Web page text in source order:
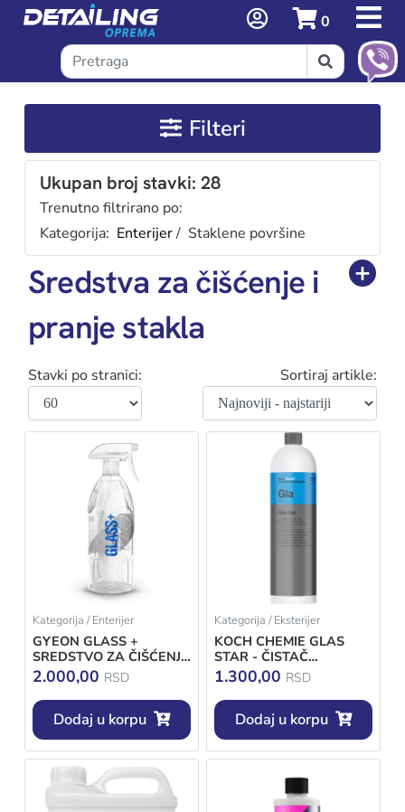
0
Filteri
Ukupan broj stavki: 28
Trenutno filtrirano po:
Kategorija: Enterijer/ Staklene površine
Sredstva za čišćenje i
pranje stakla
Stavki po stranici: Sortiraj artikle:
Kategorija / Enterijer
GYEON GLASS +
SREDSTVO ZA ČIŠĆENJE
I HIDROFOBNOST
STAKALA 500ML
2.000,00 RSD
Dodaj u korpu
Kategorija / Eksterijer
KOCH CHEMIE GLAS
STAR - ČISTAČ
STAKALA KONCENTRAT
1.300,00 RSD
Dodaj u korpu